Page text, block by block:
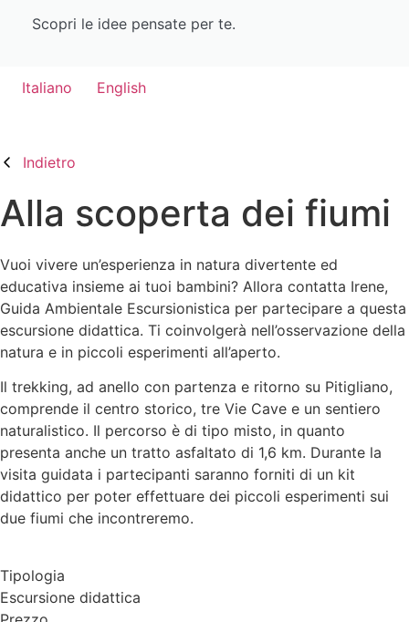
Scopri le idee pensate per te.
Italiano English
Indietro
Alla scoperta dei fiumi
Vuoi vivere un’esperienza in natura divertente ed
educativa insieme ai tuoi bambini? Allora contatta Irene,
Guida Ambientale Escursionistica per partecipare a questa
escursione didattica. Ti coinvolgerà nell’osservazione della
natura e in piccoli esperimenti all’aperto.
Il trekking, ad anello con partenza e ritorno su Pitigliano,
comprende il centro storico, tre Vie Cave e un sentiero
naturalistico. Il percorso è di tipo misto, in quanto
presenta anche un tratto asfaltato di 1,6 km. Durante la
visita guidata i partecipanti saranno forniti di un kit
didattico per poter effettuare dei piccoli esperimenti sui
due fiumi che incontreremo.
Tipologia
Escursione didattica